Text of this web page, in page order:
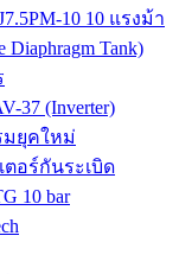
10 10 แรงม้า
Tank)
37 (Inverter)
มยุคใหม่
ตอร์กันระเบิด
10 bar